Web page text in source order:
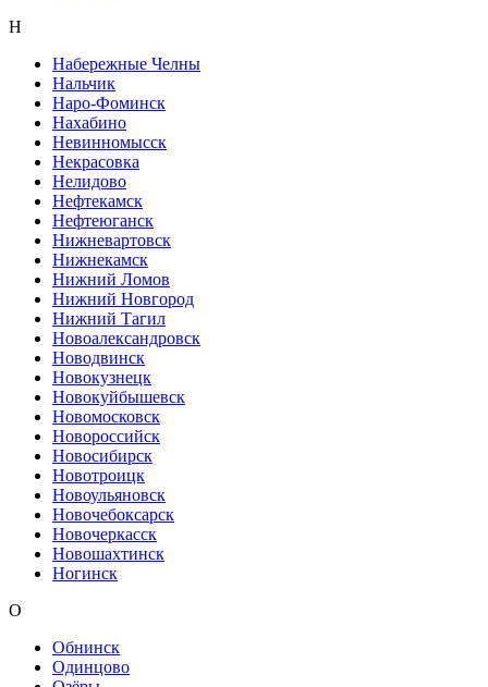
Н
Набережные Челны
Нальчик
Наро-Фоминск
Нахабино
Невинномысск
Некрасовка
Нелидово
Нефтекамск
Нефтеюганск
Нижневартовск
Нижнекамск
Нижний Ломов
Нижний Новгород
Нижний Тагил
Новоалександровск
Новодвинск
Новокузнецк
Новокуйбышевск
Новомосковск
Новороссийск
Новосибирск
Новотроицк
Новоульяновск
Новочебоксарск
Новочеркасск
Новошахтинск
Ногинск
О
Обнинск
Одинцово